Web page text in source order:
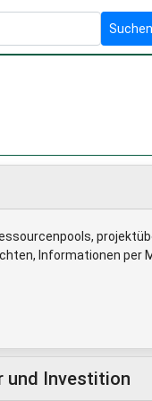
Suchen
Informationen per
und Investition